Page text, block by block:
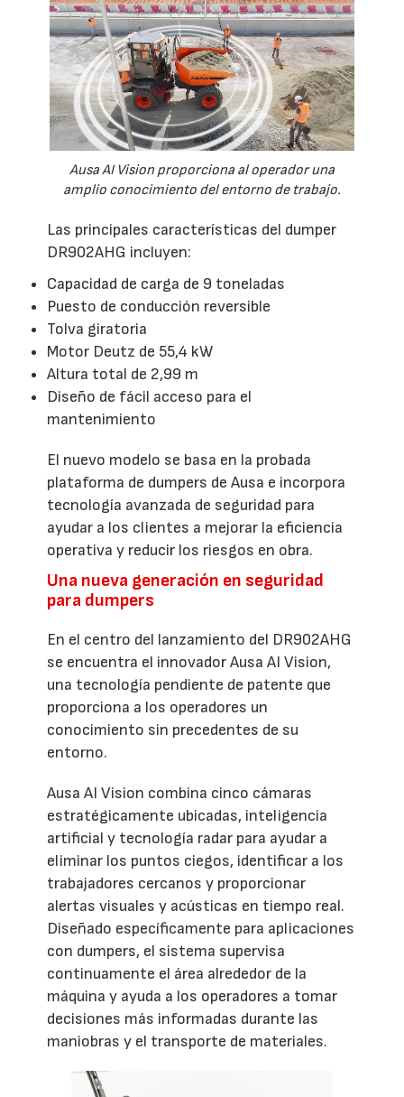
Ausa AI Vision proporciona al operador una
amplio conocimiento del entorno de trabajo.
Las principales características del dumper
DR902AHG incluyen:
Capacidad de carga de 9 toneladas
Puesto de conducción reversible
Tolva giratoria
Motor Deutz de 55,4 kW
Altura total de 2,99 m
Diseño de fácil acceso para el
mantenimiento
El nuevo modelo se basa en la probada
plataforma de dumpers de Ausa e incorpora
tecnología avanzada de seguridad para
ayudar a los clientes a mejorar la eficiencia
operativa y reducir los riesgos en obra.
Una nueva generación en seguridad
para dumpers
En el centro del lanzamiento del DR902AHG
se encuentra el innovador Ausa AI Vision,
una tecnología pendiente de patente que
proporciona a los operadores un
conocimiento sin precedentes de su
entorno.
Ausa AI Vision combina cinco cámaras
estratégicamente ubicadas, inteligencia
artificial y tecnología radar para ayudar a
eliminar los puntos ciegos, identificar a los
trabajadores cercanos y proporcionar
alertas visuales y acústicas en tiempo real.
Diseñado específicamente para aplicaciones
con dumpers, el sistema supervisa
continuamente el área alrededor de la
máquina y ayuda a los operadores a tomar
decisiones más informadas durante las
maniobras y el transporte de materiales.